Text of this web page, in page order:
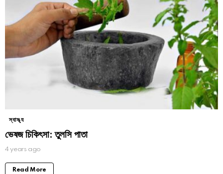
স্বাস্থ্য
ভেষজ চিকিৎসা: তুলসি পাতা
4 years ago
Read More